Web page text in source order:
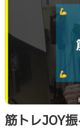
筋トレJOY振